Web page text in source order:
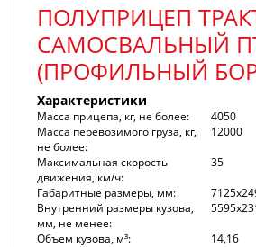
ПОЛУПРИЦЕП
САМОСВАЛЬНЫЙ
(ПРОФИЛЬНЫЙ
Характеристики
Масса прицепа, кг, не более:
4050
Масса перевозимого груза, кг,
не более:
12000
Максимальная скорость
движения, км/ч:
35
Габаритные размеры, мм:
Внутренний размеры кузова,
мм, не менее:
Объем кузова, м³:
14,16